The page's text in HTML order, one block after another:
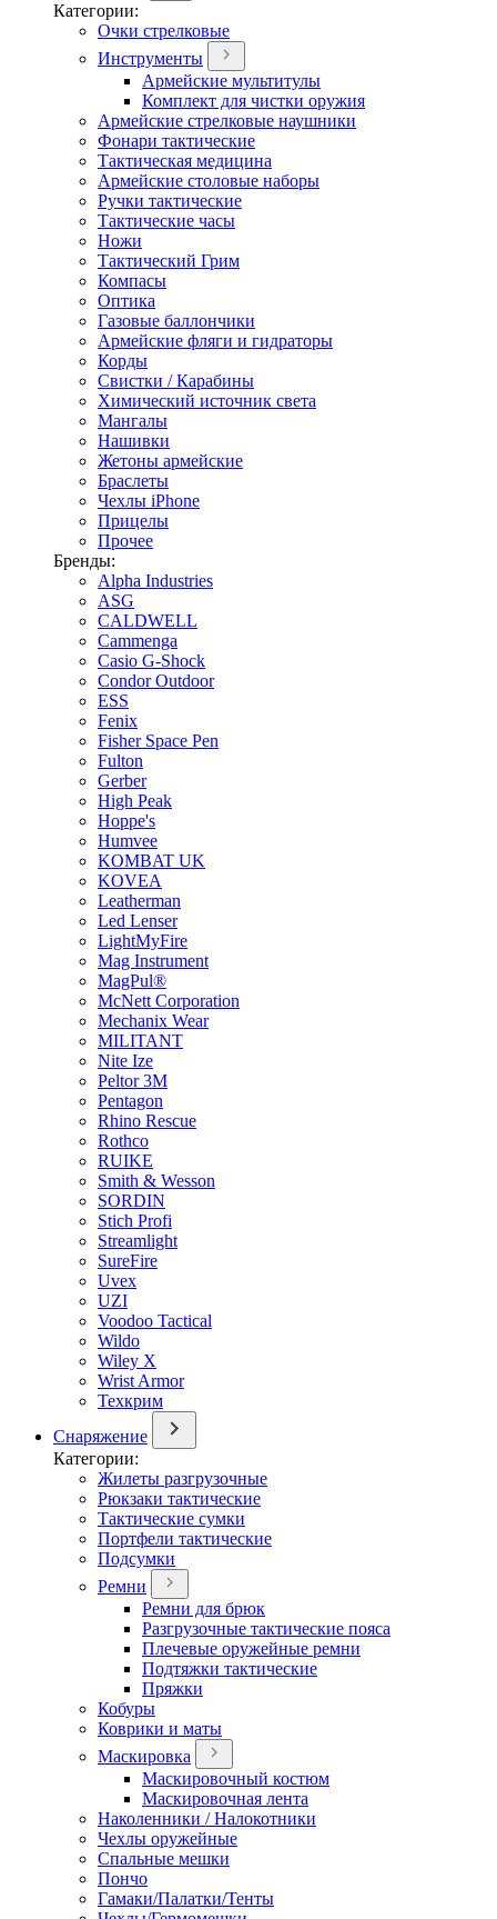
Категории:
Очки стрелковые
Инструменты
Армейские мультитулы
Комплект для чистки оружия
Армейские стрелковые наушники
Фонари тактические
Тактическая медицина
Армейские столовые наборы
Ручки тактические
Тактические часы
Ножи
Тактический Грим
Компасы
Оптика
Газовые баллончики
Армейские фляги и гидраторы
Корды
Свистки / Карабины
Химический источник света
Мангалы
Нашивки
Жетоны армейские
Браслеты
Чехлы iPhone
Прицелы
Прочее
Бренды:
Alpha Industries
ASG
CALDWELL
Cammenga
Casio G-Shock
Condor Outdoor
ESS
Fenix
Fisher Space Pen
Fulton
Gerber
High Peak
Hoppe's
Humvee
KOMBAT UK
KOVEA
Leatherman
Led Lenser
LightMyFire
Mag Instrument
MagPul®
McNett Corporation
Mechanix Wear
MILITANT
Nite Ize
Peltor 3M
Pentagon
Rhino Rescue
Rothco
RUIKE
Smith & Wesson
SORDIN
Stich Profi
Streamlight
SureFire
Uvex
UZI
Voodoo Tactical
Wildo
Wiley X
Wrist Armor
Техкрим
Снаряжение
Категории:
Жилеты разгрузочные
Рюкзаки тактические
Тактические сумки
Портфели тактические
Подсумки
Ремни
Ремни для брюк
Разгрузочные тактические пояса
Плечевые оружейные ремни
Подтяжки тактические
Пряжки
Кобуры
Коврики и маты
Маскировка
Маскировочный костюм
Маскировочная лента
Наколенники / Налокотники
Чехлы оружейные
Спальные мешки
Пончо
Гамаки/Палатки/Тенты